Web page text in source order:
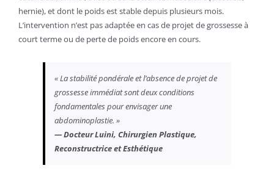
hernie), et dont le poids est stable depuis plusieurs mois.
L’intervention n’est pas adaptée en cas de projet de grossesse à
court terme ou de perte de poids encore en cours.
« La stabilité pondérale et l’absence de projet de
grossesse immédiat sont deux conditions
fondamentales pour envisager une
abdominoplastie. »
— Docteur Luini, Chirurgien Plastique,
Reconstructrice et Esthétique